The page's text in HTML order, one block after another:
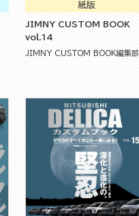
紙版
JIMNY CUSTOM BOOK
vol.14
JIMNY CUSTOM BOOK編集部